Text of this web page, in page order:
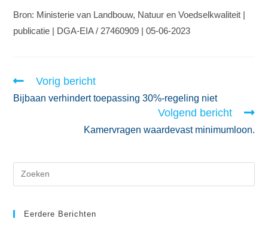
Bron: Ministerie van Landbouw, Natuur en Voedselkwaliteit |
publicatie | DGA-EIA / 27460909 | 05-06-2023
Vorig bericht
Bijbaan verhindert toepassing 30%-regeling niet
Volgend bericht
Kamervragen waardevast minimumloon.
Eerdere Berichten